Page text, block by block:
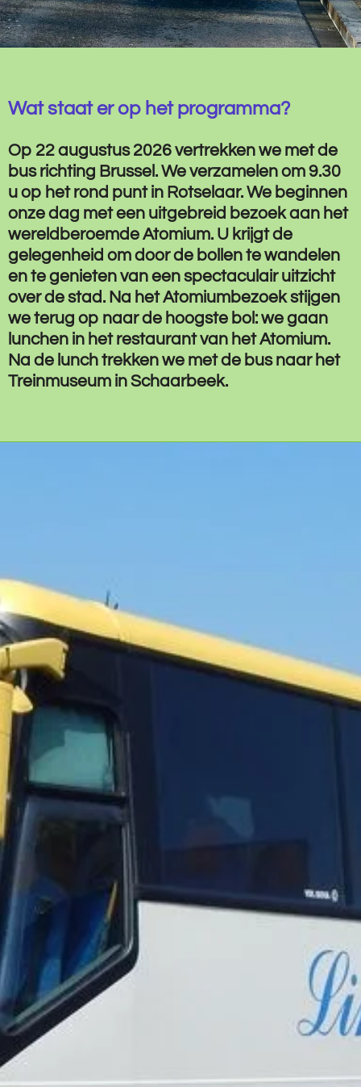
Wat staat er op het programma?
Op 22 augustus 2026 vertrekken we met de
bus richting Brussel. We verzamelen om 9.30
u op het rond punt in Rotselaar. We beginnen
onze dag met een uitgebreid bezoek aan het
wereldberoemde Atomium. U krijgt de
gelegenheid om door de bollen te wandelen
en te genieten van een spectaculair uitzicht
over de stad. Na het Atomiumbezoek stijgen
we terug op naar de hoogste bol: we gaan
lunchen in het restaurant van het Atomium.
Na de lunch trekken we met de bus naar het
Treinmuseum in Schaarbeek.